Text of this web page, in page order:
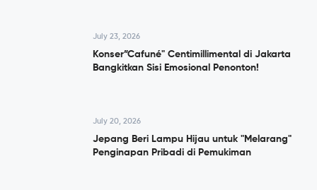
July 23, 2026
Konser”Cafuné" Centimillimental di Jakarta
Bangkitkan Sisi Emosional Penonton!
July 20, 2026
Jepang Beri Lampu Hijau untuk "Melarang"
Penginapan Pribadi di Pemukiman